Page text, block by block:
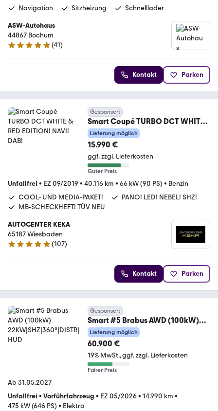
Navigation
Sitzheizung Schnelllader
ASW-Autohaus
44867 Bochum
4.8 Sterne
(41)
Kontakt Parken
Gesponsert
Smart Coupé TURBO DCT WHITE
& RED EDITION! NAVI! DAB!
Lieferung möglich
15.990 €
ggf. zzgl. Lieferkosten
Guter Preis
Unfallfrei • EZ 09/2019 • 40.116 km • 66 kW (90 PS) • Benzin
COOL- UND MEDIA-PAKET!
PANO! LED! NEBEL! SHZ!
MB-SCHECKHEFT! TÜV NEU
AUTOCENTER KEKA
65187 Wiesbaden
5 Sterne
(107)
Kontakt Parken
Gesponsert
Smart #5 Brabus AWD (100kW)
22KW|SHZ|360°|DISTR|HUD
Lieferung möglich
60.900 €
19% MwSt. ggf. zzgl. Lieferkosten
Fairer Preis
Ab 31.05.2027
Unfallfrei • Vorführfahrzeug • EZ 05/2026• 14.990 km •
475 kW (646 PS) • Elektro